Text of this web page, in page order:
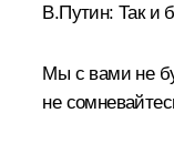
В.Путин: Так и
Мы с вами не
не